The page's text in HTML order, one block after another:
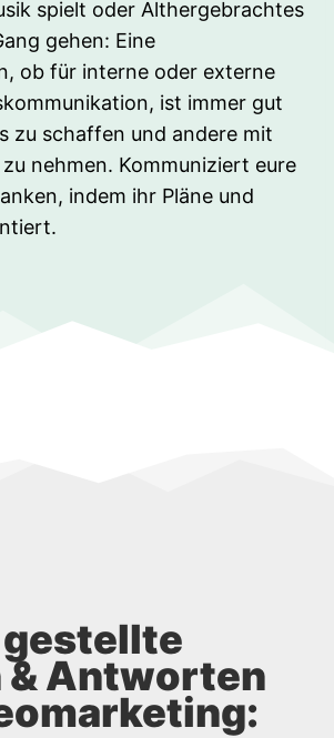
spielt oder Althergebrachtes
gehen: Eine
ob für interne oder externe
ist immer gut
zu schaffen und andere mit
zu nehmen. Kommuniziert eure
indem ihr Pläne und
& Antworten